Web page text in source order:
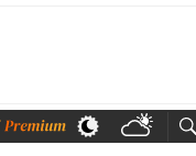
Bengali Telugu Tamil